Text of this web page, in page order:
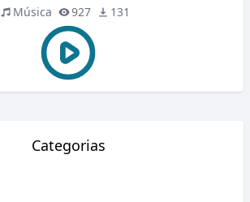
Música 927 131
Categorias